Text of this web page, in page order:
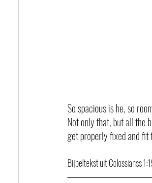
So spacious is he, so
Not only that, but all the
get properly fixed and fit
Bijbeltekst uit Colossianss